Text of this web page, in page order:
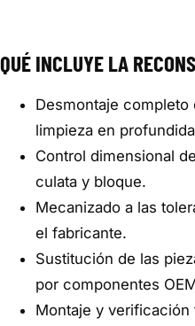
QUÉ INCLUYE LA
Desmontaje completo
limpieza en
Control dimensional
culata y bloque.
Mecanizado a las
el fabricante.
Sustitución de las
por componentes
Montaje y